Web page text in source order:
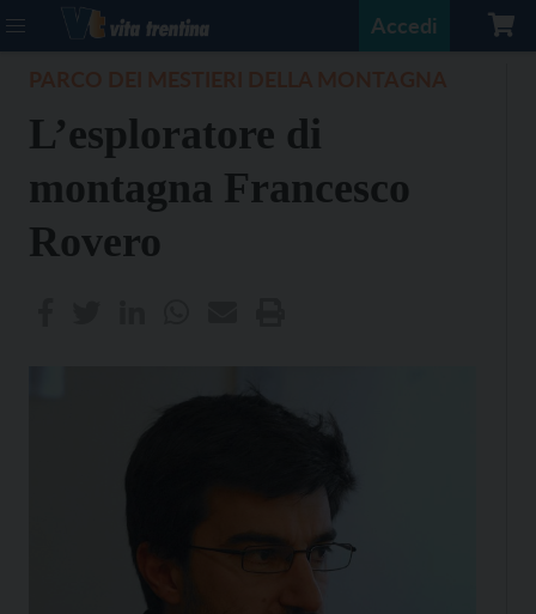
Accedi
L’esploratore di
montagna Francesco
Rovero